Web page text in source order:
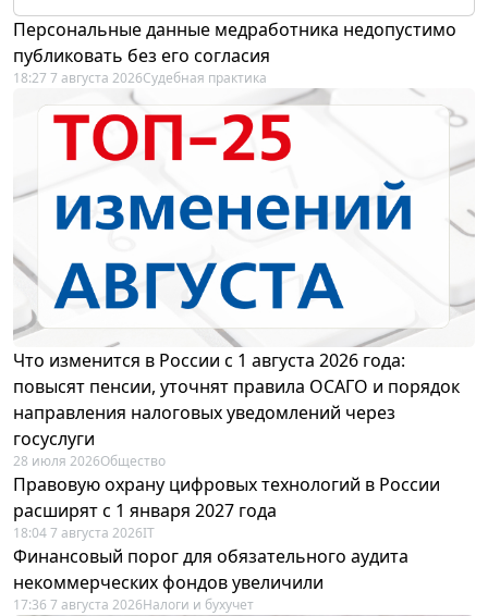
Персональные данные медработника недопустимо
публиковать без его согласия
18:27 7 августа 2026Судебная практика
Что изменится в России с 1 августа 2026 года:
повысят пенсии, уточнят правила ОСАГО и порядок
направления налоговых уведомлений через
госуслуги
28 июля 2026Общество
Правовую охрану цифровых технологий в России
расширят с 1 января 2027 года
18:04 7 августа 2026IT
Финансовый порог для обязательного аудита
некоммерческих фондов увеличили
17:36 7 августа 2026Налоги и бухучет